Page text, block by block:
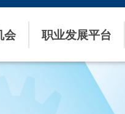
会 职业发展平台